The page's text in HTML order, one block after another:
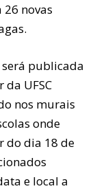
novas
publicada
UFSC
nos murais
onde
do dia 18 de
e local a